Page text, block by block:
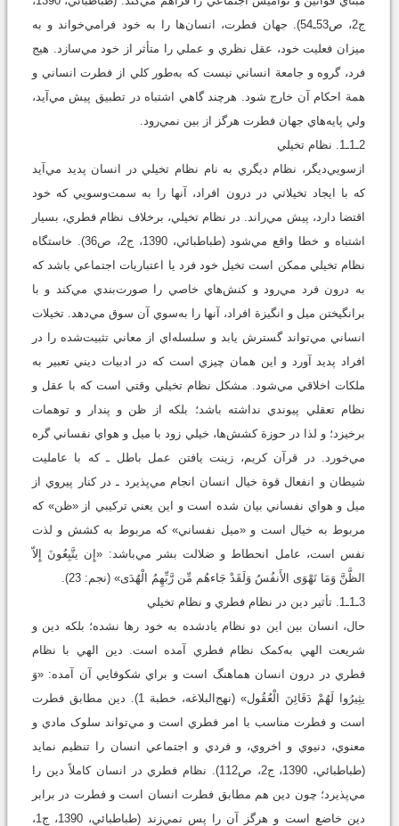
ج‏2، ص53ـ54). جهان فطرت، انسان‌ها را به خود فرامي‌خواند و به
ميزان فعليت خود، عقل نظري و عملي را متأثر از خود مي‌سازد. هيج
فرد، گروه و جامعة انساني نيست که به‌طور کلي از فطرت انساني و
همة احکام آن خارج شود. هرچند گاهي اشتباه در تطبيق پيش مي‌آيد،
ولي پايه‌هاي جهان فطرت هرگز از بين نمي‌رود.
2ـ1ـ1. نظام تخيلي
ازسويي‌ديگر، نظام ديگري به ‌نام نظام تخيلي در انسان پديد مي‌آيد
که با ايجاد تخيلاتي در درون افراد، آنها را به سمت‌وسويي که خود
اقتضا دارد، پيش مي‌راند. در نظام تخيلي، برخلاف نظام فطري، بسيار
اشتباه و خطا واقع مي‌شود (طباطبائي، 1390، ج‏2، ص36). خاستگاه
نظام تخيلي ممکن است تخيل خود فرد يا اعتباريات اجتماعي باشد که
به درون فرد مي‌رود و کنش‌هاي خاصي را صورت‌بندي مي‌کند و با
برانگيختن ميل و انگيزة افراد، آنها را به‌سوي آن سوق مي‌دهد. تخيلات
انساني مي‌تواند گسترش يابد و سلسله‌اي از معاني تثبيت‌شده را در
افراد پديد آورد و اين همان چيزي است که در ادبيات ديني تعبير به
ملکات اخلاقي مي‌شود. مشکل نظام تخيلي وقتي است که با عقل و
نظام تعقلي پيوندي نداشته باشد؛ بلکه از ظن و پندار و توهمات
برخيزد؛ و لذا در حوزة کشش‌ها، خيلي زود با ميل و هواي نفساني گره
مي‌خورد. در قرآن کريم، زينت يافتن عمل باطل ـ که با عامليت
شيطان و انفعال قوة خيال انسان انجام مي‌پذيرد ـ در کنار پيروي از
ميل و هواي نفساني بيان شده است و اين يعني ترکيبي از «ظن» که
مربوط به خيال است و «ميل نفساني» که مربوط به کشش و لذت
نفس است، عامل انحطاط و ضلالت بشر مي‌باشد: «إِن يتَّبِعُونَ إِلاّ
الظَّنَّ وَمَا تَهْوَى الأَنفُسُ وَلَقَدْ جَاءهُم مِّن رَّبِّهِمُ الْهُدَى» (نجم: 23).
3ـ1ـ1. تأثير دين در نظام فطري و نظام تخيلي
حال، انسان بين اين دو نظام يادشده به خود رها نشده؛ بلکه دين و
شريعت الهي به‌کمک نظام فطري آمده است. دين الهي با نظام
فطري در درون انسان هماهنگ است و براي شکوفايي آن آمده: «وَ
يثِيرُوا لَهُمْ دَفَائِنَ الْعُقُول‏» (نهج‌البلاغه، خطبة 1). دين مطابق فطرت
است و فطرت مناسب با امر فطري است و مي‌تواند سلوک مادي و
معنوي، دنيوي و اخروي، و فردي و اجتماعي انسان را تنظيم نمايد
(طباطبائي، 1390، ج2، ص112). نظام فطري در انسان کاملاً دين را
مي‌پذيرد؛ چون دين هم مطابق فطرت انسان است و فطرت در برابر
دين خاضع است و هرگز آن را پس نمي‌زند (طباطبائي، 1390، ج‏1،